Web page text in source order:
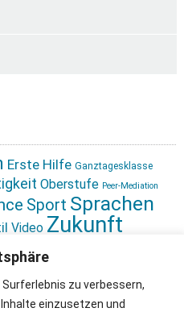
Surferlebnis zu verbessern,
einzusetzen und
Erste Hilfe Ganztagesklasse
Oberstufe Peer-Mediation
Sport Sprachen
Video Zukunft